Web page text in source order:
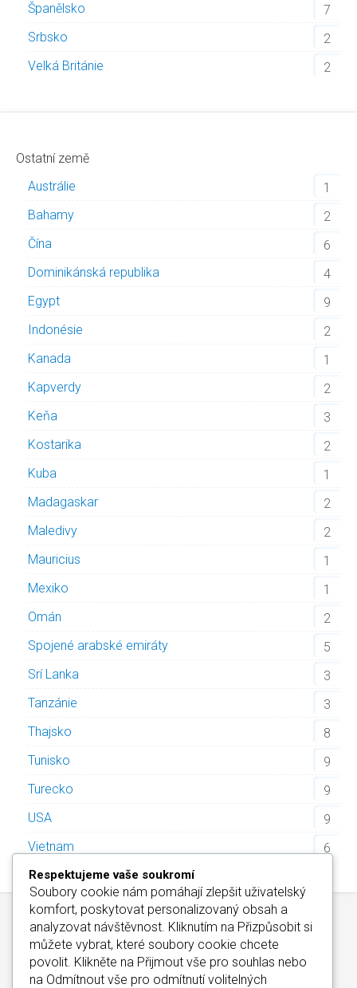
Španělsko
7
Srbsko
2
Velká Británie
2
Ostatní země
Austrálie
1
Bahamy
2
Čína
6
Dominikánská republika
4
Egypt
9
Indonésie
2
Kanada
1
Kapverdy
2
Keňa
3
Kostarika
2
Kuba
1
Madagaskar
2
Maledivy
2
Mauricius
1
Mexiko
1
Omán
2
Spojené arabské emiráty
5
Srí Lanka
3
Tanzánie
3
Thajsko
8
Tunisko
9
Turecko
9
USA
9
Vietnam
6
Kontakt/Informace o Cookies/Katalog Alfa-Elchron
Respektujeme vaše soukromí
Soubory cookie nám pomáhají zlepšit uživatelský
komfort, poskytovat personalizovaný obsah a
analyzovat návštěvnost. Kliknutím na Přizpůsobit si
můžete vybrat, které soubory cookie chcete
povolit. Klikněte na Přijmout vše pro souhlas nebo
na Odmítnout vše pro odmítnutí volitelných